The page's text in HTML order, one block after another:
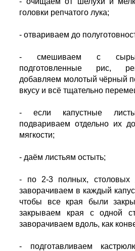
головки репчатого лука;
- отвариваем до
- смешиваем с
подготовленные рис,
добавляем молотый чёрный
вкусу и всё тщательно
- если капустные
подвариваем отдельно их
мягкости;
- даём листьям остыть;
- по 2-3 полных, столовых
заворачиваем в каждый
чтобы все края были
закрываем края с одной
заворачиваем вдоль, как
- подготавливаем